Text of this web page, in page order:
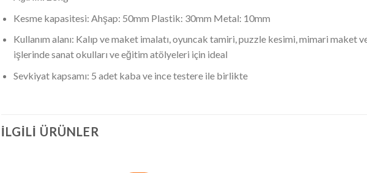
Kesme kapasitesi: Ahşap: 50mm Plastik: 30mm Metal: 10mm
Kullanım alanı: Kalıp ve maket imalatı, oyuncak tamiri, puzzle kesimi, mimari maket
işlerinde sanat okulları ve eğitim atölyeleri için ideal
Sevkiyat kapsamı: 5 adet kaba ve ince testere ile birlikte
İLGILI ÜRÜNLER